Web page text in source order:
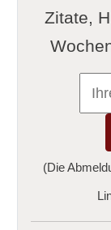
Zitate,
(Die